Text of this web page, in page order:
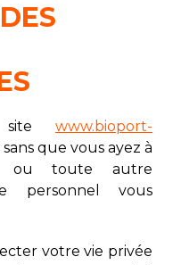
site www.bioport-
que vous ayez à
ou toute autre
personnel vous
votre vie privée